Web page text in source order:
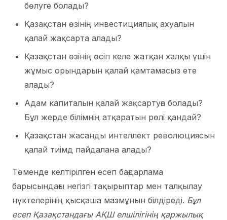
бөлуге болады?
Қазақстан өзінің инвестициялық ахуалын
қалай жақсарта алады?
Қазақстан өзінің өсіп келе жатқан халқы үшін
жұмыс орындарын қалай қамтамасыз ете
алады?
Адам капиталын қалай жақсартуға болады?
Бұл жерде білімнің атқаратын рөлі қандай?
Қазақстан жасанды интеллект революциясын
қалай тиімд пайдалана алады?
Төменде келтірілген есеп бағдарлама
барысындағы негізгі тақырыптар мен талқылау
нүктелерінің қысқаша мазмұнын білдіреді. Бұл
есеп Қазақстандағы АҚШ елшілігінің қаржылық